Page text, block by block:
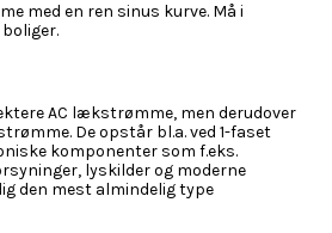
med en ren sinus kurve. Må i
AC lækstrømme, men derudover
De opstår bl.a. ved 1-faset
komponenter som f.eks.
lyskilder og moderne
den mest almindelig type